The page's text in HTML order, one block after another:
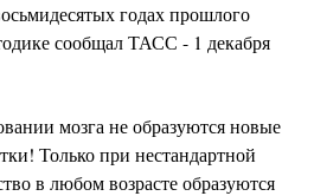
годах прошлого
сообщал ТАСС - 1 декабря
мозга не образуются новые
Только при нестандартной
в любом возрасте образуются